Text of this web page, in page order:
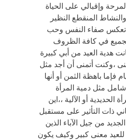
وإقبالي على الحياة
المنقطع النظير
صفاء النفس وحب
في كافة الظروف
هدية العيد من أبي كبيرة
،وكنت أتمنى أن أجد مثل
فإما باهظة الثمن أو أنها
مثل دمية المرأة
الحديدية أو الآلية ،،اين
ذات التأثير على مستقبل
من جيل الآباء الذين
معنى كبير وكيف يكون